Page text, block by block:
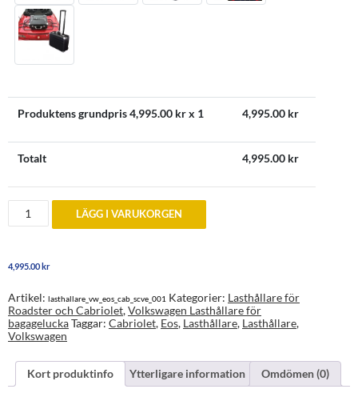
Produktens grundpris4,995.00 kr x 1 4,995.00 kr
Totalt 4,995.00 kr
Lasthållare
bagagelucka
Volkswagen
2015
LÄGG I VARUKORGEN
4,995.00kr
Artikel: lasthallare_vw_eos_cab_scve_001 Kategorier: Lasthållare för
Roadster och Cabriolet,Volkswagen Lasthållare för
bagageluckaTaggar: Cabriolet, Eos, Lasthållare, Lasthållare,
Volkswagen
Kort produktinfo Ytterligare information Omdömen (0)